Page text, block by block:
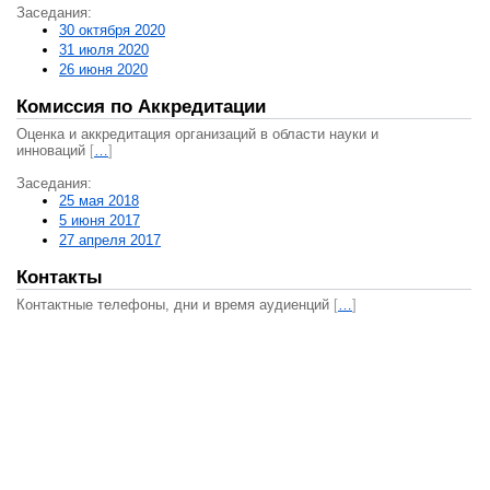
Заседания:
30 октября 2020
31 июля 2020
26 июня 2020
Комиссия по Аккредитации
Оценка и аккредитация организаций в области науки и
инноваций […]
Заседания:
25 мая 2018
5 июня 2017
27 апреля 2017
Контакты
Контактные телефоны, дни и время аудиенций […]